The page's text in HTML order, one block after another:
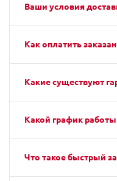
Ваши условия
Как оплатить
Какие существуют
Какой график работы
Что такое быстрый